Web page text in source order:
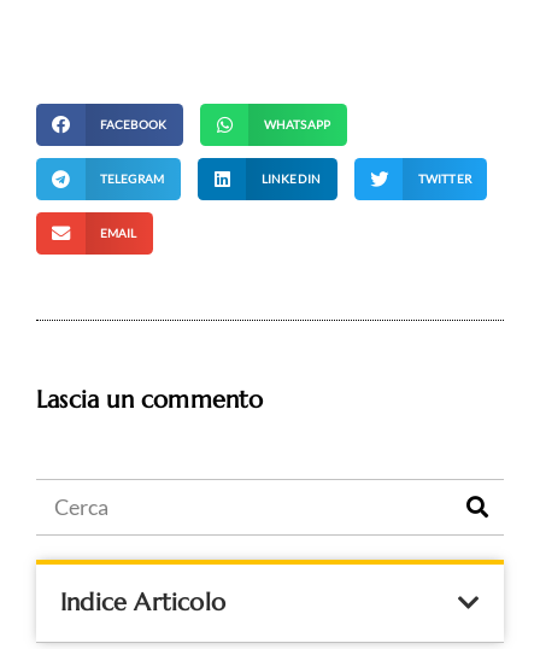
FACEBOOK WHATSAPP
TELEGRAM LINKEDIN TWITTER
EMAIL
Lascia un commento
Indice Articolo